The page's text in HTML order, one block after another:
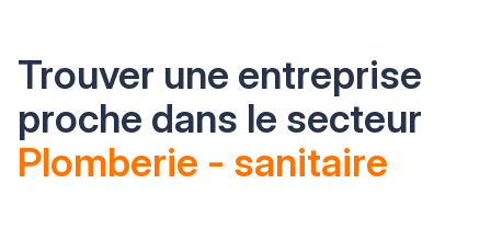
Trouver une entreprise
proche dans le secteur
Plomberie - sanitaire